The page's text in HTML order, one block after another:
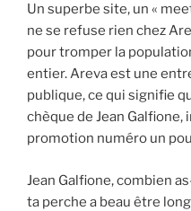
Un superbe site, un «
ne se refuse rien chez
pour tromper la
entier. Areva est une
publique, ce qui signifie
chèque de Jean Galfione,
promotion numéro un
Jean Galfione, combien
ta perche a beau être